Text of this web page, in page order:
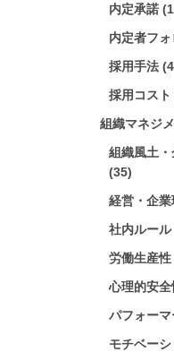
内定承諾
内定者フ
採用手法
採用コスト
組織マネジ
組織風土
(35)
経営・企
社内ルール
労働生産
心理的安
パフォー
モチベー